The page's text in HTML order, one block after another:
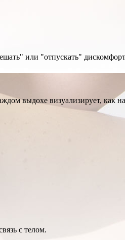
или "отпускать"
выдохе визуализирует, как
с телом.